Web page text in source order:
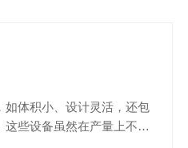
如体积小、设计灵活，还包
些设备虽然在产量上不及